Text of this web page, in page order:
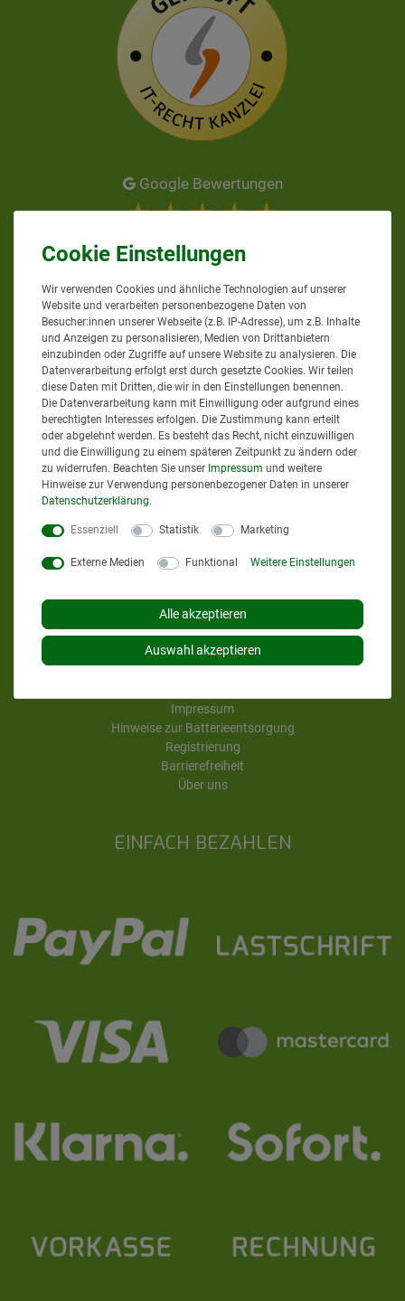
EINFACH BEZAHLEN
Google Bewertungen
4,9 bei 58
Informationen zur Echtheit
von Kundenbewertungen
AGRAR-PROFI24.DE
Sie erreichen uns
Mo. - Do. von 8 bis 12 Uhr
Mo. - Do. von 13 bis 17 Uhr
info@agrar-profi24.de
AGB und Kundeninformationen
Kontakt
Widerrufsbelehrung
Impressum
Hinweise zur Batterieentsorgung
Registrierung
Barrierefreiheit
Über uns
Wir verwenden Cookies und ähnliche Technologien auf unserer
Website und verarbeiten personenbezogene Daten von
Besucher:innen unserer Webseite (z.B. IP-Adresse), um z.B. Inhalte
und Anzeigen zu personalisieren, Medien von Drittanbietern
einzubinden oder Zugriffe auf unsere Website zu analysieren. Die
Datenverarbeitung erfolgt erst durch gesetzte Cookies. Wir teilen
diese Daten mit Dritten, die wir in den Einstellungen benennen.
Die Datenverarbeitung kann mit Einwilligung oder aufgrund eines
berechtigten Interesses erfolgen. Die Zustimmung kann erteilt
oder abgelehnt werden. Es besteht das Recht, nicht einzuwilligen
und die Einwilligung zu einem späteren Zeitpunkt zu ändern oder
zu widerrufen. Beachten Sie unser Impressum und weitere
Hinweise zur Verwendung personenbezogener Daten in unserer
Daten­schutz­erklärung.
Essenziell Statistik Marketing
Externe Medien Funktional Weitere Einstellungen
Alle akzeptieren
Auswahl akzeptieren